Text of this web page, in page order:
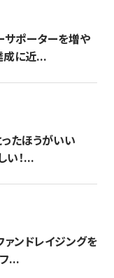
サポーターを増や
成に近...
ったほうがいい
い！...
ァンドレイジングを
...